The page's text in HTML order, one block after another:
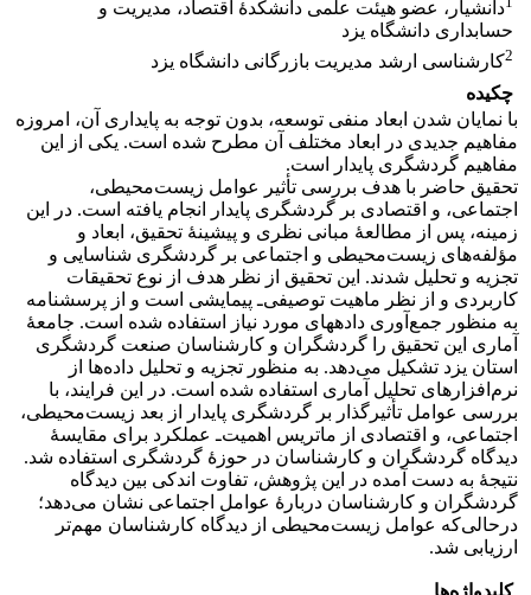
دانشیار، عضو هیئت علمی دانشکدۀ اقتصاد، مدیریت و
حسابداری دانشگاه یزد
2کارشناسی ارشد مدیریت بازرگانی دانشگاه یزد
چکیده
با نمایان ‌شدن ابعاد منفی توسعه، بدون توجه به پایداری آن، امروزه
مفاهیم جدیدی در ابعاد مختلف آن مطرح شده است. یکی از این
مفاهیم گردشگری پایدار است.
تحقیق حاضر با هدف بررسی تأثیر عوامل زیست‏‌محیطی،
اجتماعی، و اقتصادی بر گردشگری پایدار انجام یافته است. در این
زمینه، پس از مطالعۀ مبانی نظری و پیشینۀ تحقیق، ابعاد و
مؤلفه‌های زیست‌محیطی و اجتماعی بر گردشگری شناسایی و
تجزیه و تحلیل شدند. این تحقیق از نظر هدف از نوع تحقیقات
کاربردی و از نظر ماهیت توصیفی‌ـ پیمایشی است و از پرسشنامه
به منظور جمع‌‏آوری داده‏های مورد نیاز استفاده شده است. جامعۀ
آماری این تحقیق را گردشگران و کارشناسان صنعت گردشگری
استان یزد تشکیل می‌دهد. به منظور تجزیه و تحلیل داده‌ها از
نرم‌افزارهای تحلیل آماری استفاده شده است. در این فرایند، با
بررسی عوامل تأثیرگذار بر گردشگری پایدار از بعد زیست‌‌محیطی،
اجتماعی، و اقتصادی از ماتریس اهمیت‌ـ عملکرد برای مقایسۀ
دیدگاه گردشگران و کارشناسان در حوزۀ گردشگری استفاده شد.
نتیجۀ به دست آمده در این پژوهش، تفاوت اندکی بین دیدگاه
گردشگران و کارشناسان دربارۀ عوامل اجتماعی نشان می‌دهد؛
در‌حالی‌که عوامل زیست‌محیطی از دیدگاه کارشناسان مهم‌تر
ارزیابی شد.
کلیدواژه‌ها